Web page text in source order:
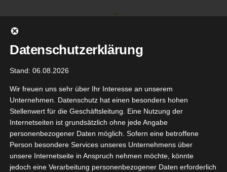
springen
Gehe zu ...
Datenschutzerklärung
Stand: 06.08.2026
Wir freuen uns sehr über Ihr Interesse an unserem
Unternehmen. Datenschutz hat einen besonders hohen
Stellenwert für die Geschäftsleitung. Eine Nutzung der
Internetseiten ist grundsätzlich ohne jede Angabe
personenbezogener Daten möglich. Sofern eine betroffene
Person besondere Services unseres Unternehmens über
unsere Internetseite in Anspruch nehmen möchte, könnte
jedoch eine Verarbeitung personenbezogener Daten erforderlich